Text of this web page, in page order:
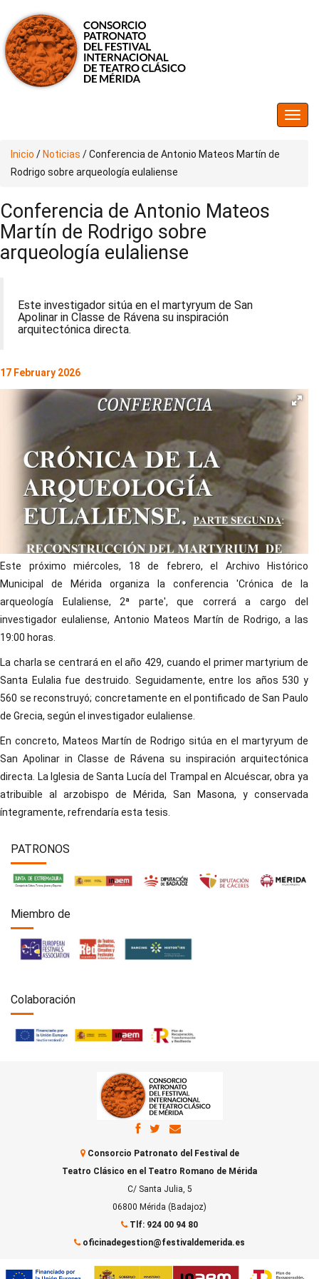
Inicio / Noticias /Conferencia de Antonio Mateos Martín de
Rodrigo sobre arqueología eulaliense
Conferencia de Antonio Mateos
Martín de Rodrigo sobre
arqueología eulaliense
Este investigador sitúa en el martyryum de San
Apolinar in Classe de Rávena su inspiración
arquitectónica directa.
17 February 2026
Este próximo miércoles, 18 de febrero, el Archivo Histórico
Municipal de Mérida organiza la conferencia 'Crónica de la
arqueología Eulaliense, 2ª parte', que correrá a cargo del
investigador eulaliense, Antonio Mateos Martín de Rodrigo, a las
19:00 horas.
La charla se centrará en el año 429, cuando el primer martyrium de
Santa Eulalia fue destruido. Seguidamente, entre los años 530 y
560 se reconstruyó; concretamente en el pontificado de San Paulo
de Grecia, según el investigador eulaliense.
En concreto, Mateos Martín de Rodrigo sitúa en el martyryum de
San Apolinar in Classe de Rávena su inspiración arquitectónica
directa. La Iglesia de Santa Lucía del Trampal en Alcuéscar, obra ya
atribuible al arzobispo de Mérida, San Masona, y conservada
íntegramente, refrendaría esta tesis.
PATRONOS
Miembro de
Colaboración
Consorcio Patronato del Festival de
Teatro Clásico en el Teatro Romano de Mérida
C/ Santa Julia, 5
06800 Mérida (Badajoz)
Tlf: 924 00 94 80
oficinadegestion@festivaldemerida.es